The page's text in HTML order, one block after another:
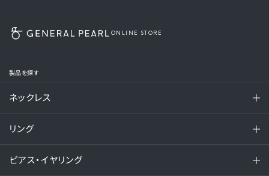
ONLINE STORE
製品を探す
ネックレス
リング
ピアス・イヤリング